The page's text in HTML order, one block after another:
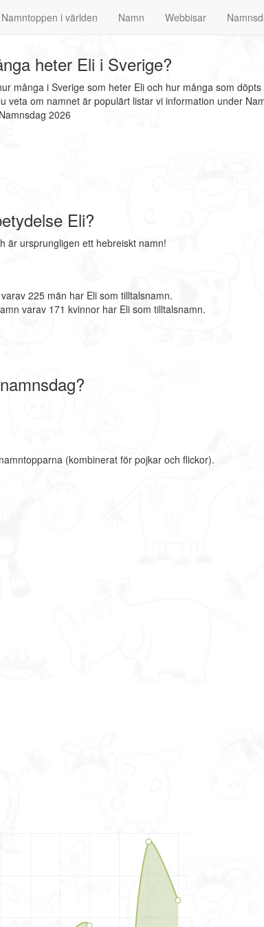
Namntoppen i världen Namn Webbisar
heter Eli i Sverige?
många i Sverige som heter Eli och hur många som
veta om namnet är populärt listar vi information under
2026
Eli?
är ursprungligen ett hebreiskt namn!
225 män har Eli som tilltalsnamn.
varav 171 kvinnor har Eli som tilltalsnamn.
(kombinerat för pojkar och flickor).